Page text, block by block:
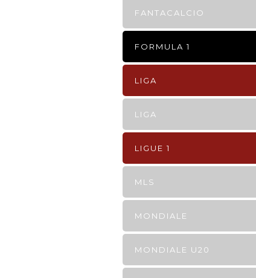
FANTACALCIO
FORMULA 1
LIGA
LIGA
LIGUE 1
MLS
MONDIALE
MONDIALE U20